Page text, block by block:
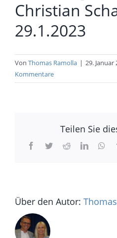
Christian
29.1.2023
Von Thomas Ramolla | 29. Januar
Kommentare
Teilen Sie
Facebook
TwitterRedditLinkedIn
Über den Autor: